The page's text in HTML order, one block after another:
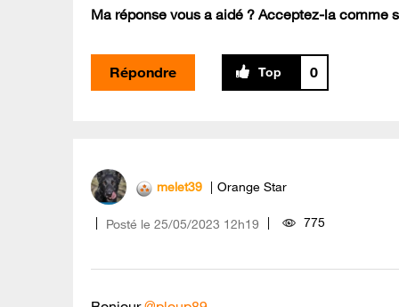
Ma réponse vous a aidé ? Acceptez-la comme
Répondre 0
melet39 Orange Star
Posté le ‎25/05/2023 12h19 775